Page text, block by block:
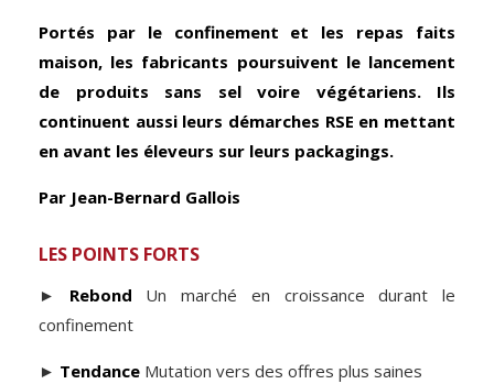
Portés par le confinement et les repas faits
maison, les fabricants poursuivent le lancement
de produits sans sel voire végétariens. Ils
continuent aussi leurs démarches RSE en mettant
en avant les éleveurs sur leurs packagings.
Par Jean-Bernard Gallois
LES POINTS FORTS
► Rebond Un marché en croissance durant le
confinement
► Tendance Mutation vers des offres plus saines